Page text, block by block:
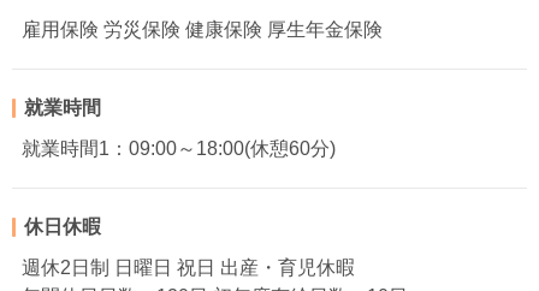
雇用保険 労災保険 健康保険 厚生年金保険
就業時間
就業時間1：09:00～18:00(休憩60分)
休日休暇
週休2日制 日曜日 祝日 出産・育児休暇